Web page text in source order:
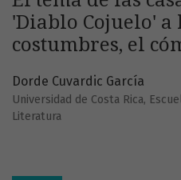
'Diablo Cojuelo' a
costumbres, el
Dorde Cuvardic García
Universidad de Costa Rica,
Literatura